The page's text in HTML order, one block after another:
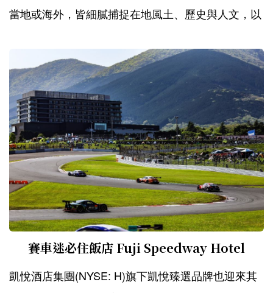
當地或海外，皆細膩捕捉在地風土、歷史與人文，以
賽車迷必住飯店 Fuji Speedway Hotel
凱悅酒店集團(NYSE: H)旗下凱悅臻選品牌也迎來其